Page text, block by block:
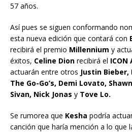
57 años.
Así pues se siguen conformando
esta nueva edición que contará con
recibirá el premio Millennium y
éxitos, Celine Dion recibirá el ICON
actuarán entre otros Justin Bieber,
The Go-Go’s, Demi Lovato,
Sivan, Nick Jonas y Tove Lo.
Se rumorea que Kesha podría
canción que haría mención a lo que